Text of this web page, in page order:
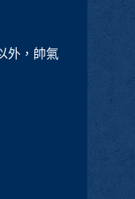
外，帥氣